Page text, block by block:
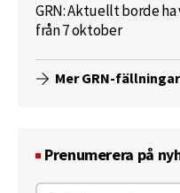
GRN: Aktuellt borde
från 7 oktober
Mer GRN-fällningar
Prenumerera på